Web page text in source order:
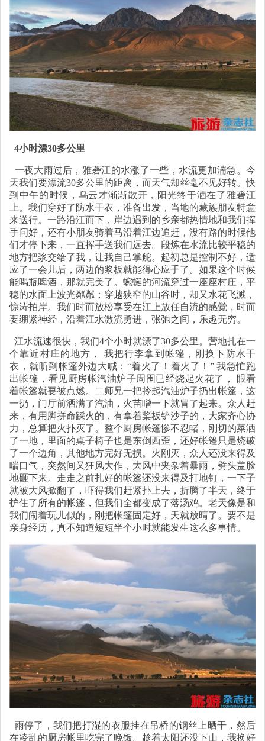
4小时漂30多公里
一夜大雨过后，雅砻江的水涨了一些，水流更加湍急。今
天我们要漂流30多公里的距离，而天气却丝毫不见好转。快
到中午的时候，乌云才渐渐散开，阳光终于洒在了雅砻江
上。我们穿好了防水干衣，准备出发，当地的藏族朋友特意
来送行。一路沿江而下，岸边遇到的乡亲都热情地和我们挥
手问好，还有小朋友骑着马沿着江边追赶，没有路的时候他
们才停下来，一直挥手送我们远去。段炼在水流比较平稳的
地方把浆交给了我，让我自己掌舵。起初总是控制不好，适
应了一会儿后，两边的浆板就能得心应手了。如果这个时候
能喝瓶啤酒，那就完美了。蜿蜒的河流穿过一座座村庄，平
稳的水面上波光粼粼；穿越狭窄的山谷时，却又水花飞溅，
惊涛拍岸。我们时而放松享受在江上放任自流的感觉，时而
要绷紧神经，沿着江水激流勇进，张弛之间，乐趣无穷。
江水流速很快，我们4个小时就漂了30多公里。营地扎在一
个靠近村庄的地方， 我把行李拿到帐篷，刚换下防水干
衣，就听到帐篷外边大喊：“着火了！着火了！” 我急忙跑
出帐篷，看见厨房帐汽油炉子周围已经烧起火花了， 眼看
着帐篷就要被点燃。二师兄一把拎起汽油炉子扔出帐篷，这
一扔，门厅前洒满了汽油，火苗噌一下就冒了起来。众人赶
来，有用脚拼命踩火的，有拿着桨板铲沙子的，大家齐心协
力，总算把火扑灭了。整个厨房帐篷惨不忍睹，刚切的菜洒
了一地，里面的桌子椅子也是东倒西歪，还好帐篷只是烧破
了一个边角，其他地方完好无损。火刚灭，众人还没来得及
喘口气，突然间又狂风大作，大风中夹杂着暴雨，劈头盖脸
地砸下来。走走之前扎好的帐篷还没来得及打地钉，一下子
就被大风掀翻了，吓得我们赶紧扑上去，折腾了半天，终于
护住了所有的帐篷，但我们全都变成了落汤鸡。老天像是和
我们闹着玩儿似的，刚把帐篷固定好，天就放晴了。要不是
亲身经历，真不知道短短半个小时就能发生这么多事情。
雨停了，我们把打湿的衣服挂在吊桥的钢丝上晒干，然后
在凌乱的厨房帐里吃完了晚饭。趁着太阳还没下山，我换好